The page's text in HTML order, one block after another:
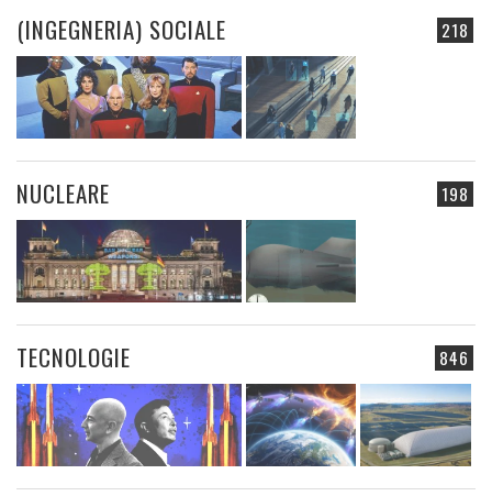
218
(INGEGNERIA) SOCIALE
198
NUCLEARE
846
TECNOLOGIE